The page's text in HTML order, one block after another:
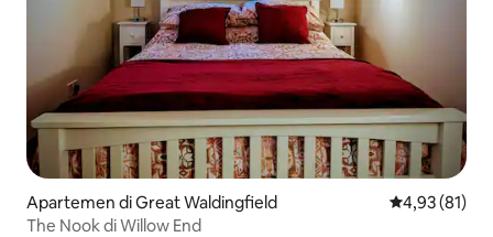
Apartemen di Great Waldingfield Nilai rata-rata
4,93 (81)
The Nook di Willow End